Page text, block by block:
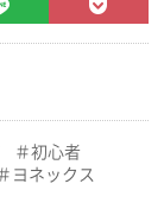
初心者
ヨネックス